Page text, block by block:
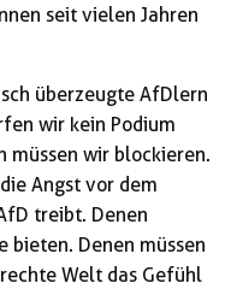
seit vielen Jahren
überzeugte AfDlern
wir kein Podium
müssen wir blockieren.
Angst vor dem
treibt. Denen
bieten. Denen müssen
Welt das Gefühl